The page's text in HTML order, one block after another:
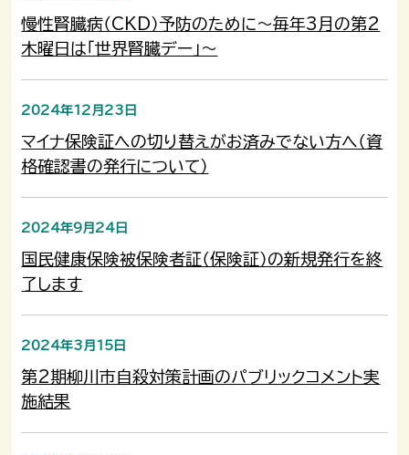
慢性腎臓病（CKD）予防のために～毎年3月の第2
木曜日は「世界腎臓デー」～
2024年12月23日
マイナ保険証への切り替えがお済みでない方へ（資
格確認書の発行について）
2024年9月24日
国民健康保険被保険者証（保険証）の新規発行を終
了します
2024年3月15日
第2期柳川市自殺対策計画のパブリックコメント実
施結果